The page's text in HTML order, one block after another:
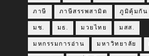
ภาษี ภาษีสรรพสามิต ภูมิคุ้มกัน
มช. มธ. มวยไทย มสส.
มหกรรมการอ่าน มหาวิทยาลัย